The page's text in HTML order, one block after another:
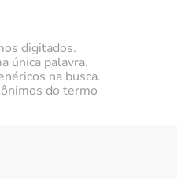
digitados.
única palavra.
na busca.
do termo